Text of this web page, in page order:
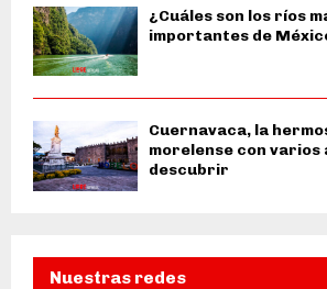
¿Cuáles son los ríos
importantes de
Cuernavaca, la
morelense con
descubrir
Nuestras redes